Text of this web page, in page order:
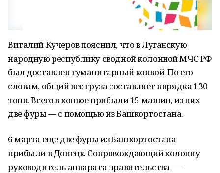
Виталий Кучеров пояснил, что в Луганскую
народную республику сводной колонной МЧС РФ
был доставлен гуманитарный конвой. По его
словам, общий вес груза составляет порядка 130
тонн. Всего в конвое прибыли 15 машин, из них
две фуры — с помощью из Башкортостана.
6 марта еще две фуры из Башкортостана
прибыли в Донецк. Сопровождающий колонну
руководитель аппарата правительства —